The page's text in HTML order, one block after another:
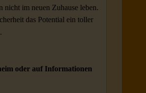
nicht im neuen Zuhause leben.
das Potential ein toller
oder auf Informationen